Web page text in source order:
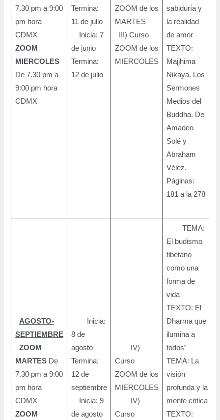
7.30 pm a 9:00
pm hora
CDMX
ZOOM
MIERCOLES
De 7.30 pm a
9:00 pm hora
CDMX
Termina:
11 de julio
Inicia: 7
de junio
Termina:
12 de julio
ZOOM de los
MARTES
III) Curso
ZOOM de los
MIERCOLES
sabiduría y
la realidad
de amor
TEXTO:
Majjhima
Nikaya. Los
Sermones
Medios del
Buddha. De
Amadeo
Solé y
Abraham
Vélez.
Páginas:
181 a la 278
AGOSTO-
SEPTIEMBRE
ZOOM
MARTESDe
7.30 pm a 9:00
pm hora
CDMX
ZOOM
Inicia:
8 de
agosto
Termina:
12 de
septiembre
Inicia: 9
de agosto
IV)
Curso
ZOOM de los
MIERCOLES
IV)
Curso
TEMA:
El budismo
tibetano
como una
forma de
vida
TEXTO: El
Dharma que
ilumina a
todos”
TEMA: La
visión
profunda y la
mente critica
TEXTO: